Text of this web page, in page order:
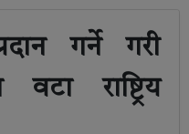
गर्ने गरी
वटा राष्ट्रिय